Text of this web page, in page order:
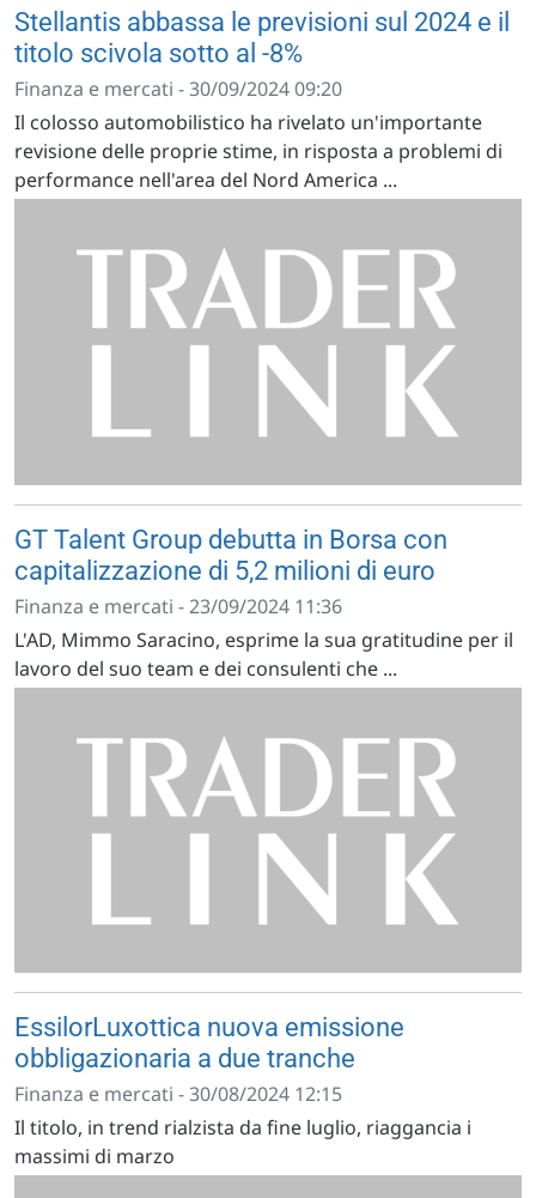
Stellantis abbassa le previsioni sul 2024 e il
titolo scivola sotto al -8%
Finanza e mercati - 30/09/2024 09:20
Il colosso automobilistico ha rivelato un'importante
revisione delle proprie stime, in risposta a problemi di
performance nell'area del Nord America ...
GT Talent Group debutta in Borsa con
capitalizzazione di 5,2 milioni di euro
Finanza e mercati - 23/09/2024 11:36
L'AD, Mimmo Saracino, esprime la sua gratitudine per il
lavoro del suo team e dei consulenti che ...
EssilorLuxottica nuova emissione
obbligazionaria a due tranche
Finanza e mercati - 30/08/2024 12:15
Il titolo, in trend rialzista da fine luglio, riaggancia i
massimi di marzo